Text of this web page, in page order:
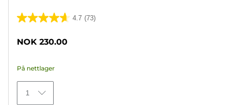
4.7 (73)
4.7
5
73
omtaler
NOK 230.00
På nettlager
1